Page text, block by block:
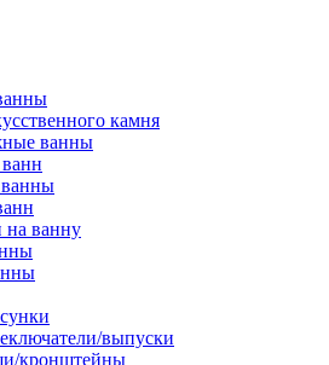
камня
ванны
на ванну
выпуски
кронштейны